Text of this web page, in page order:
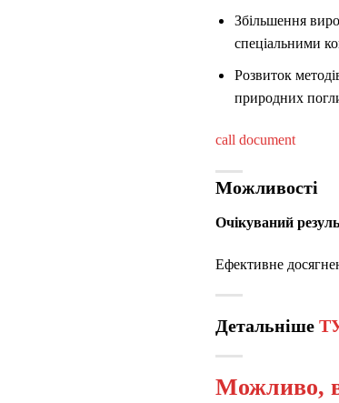
Збільшення
спеціальними
Розвиток
природних
call document
Можливості
Очікуваний
Ефективне
Детальніше
Можливо,